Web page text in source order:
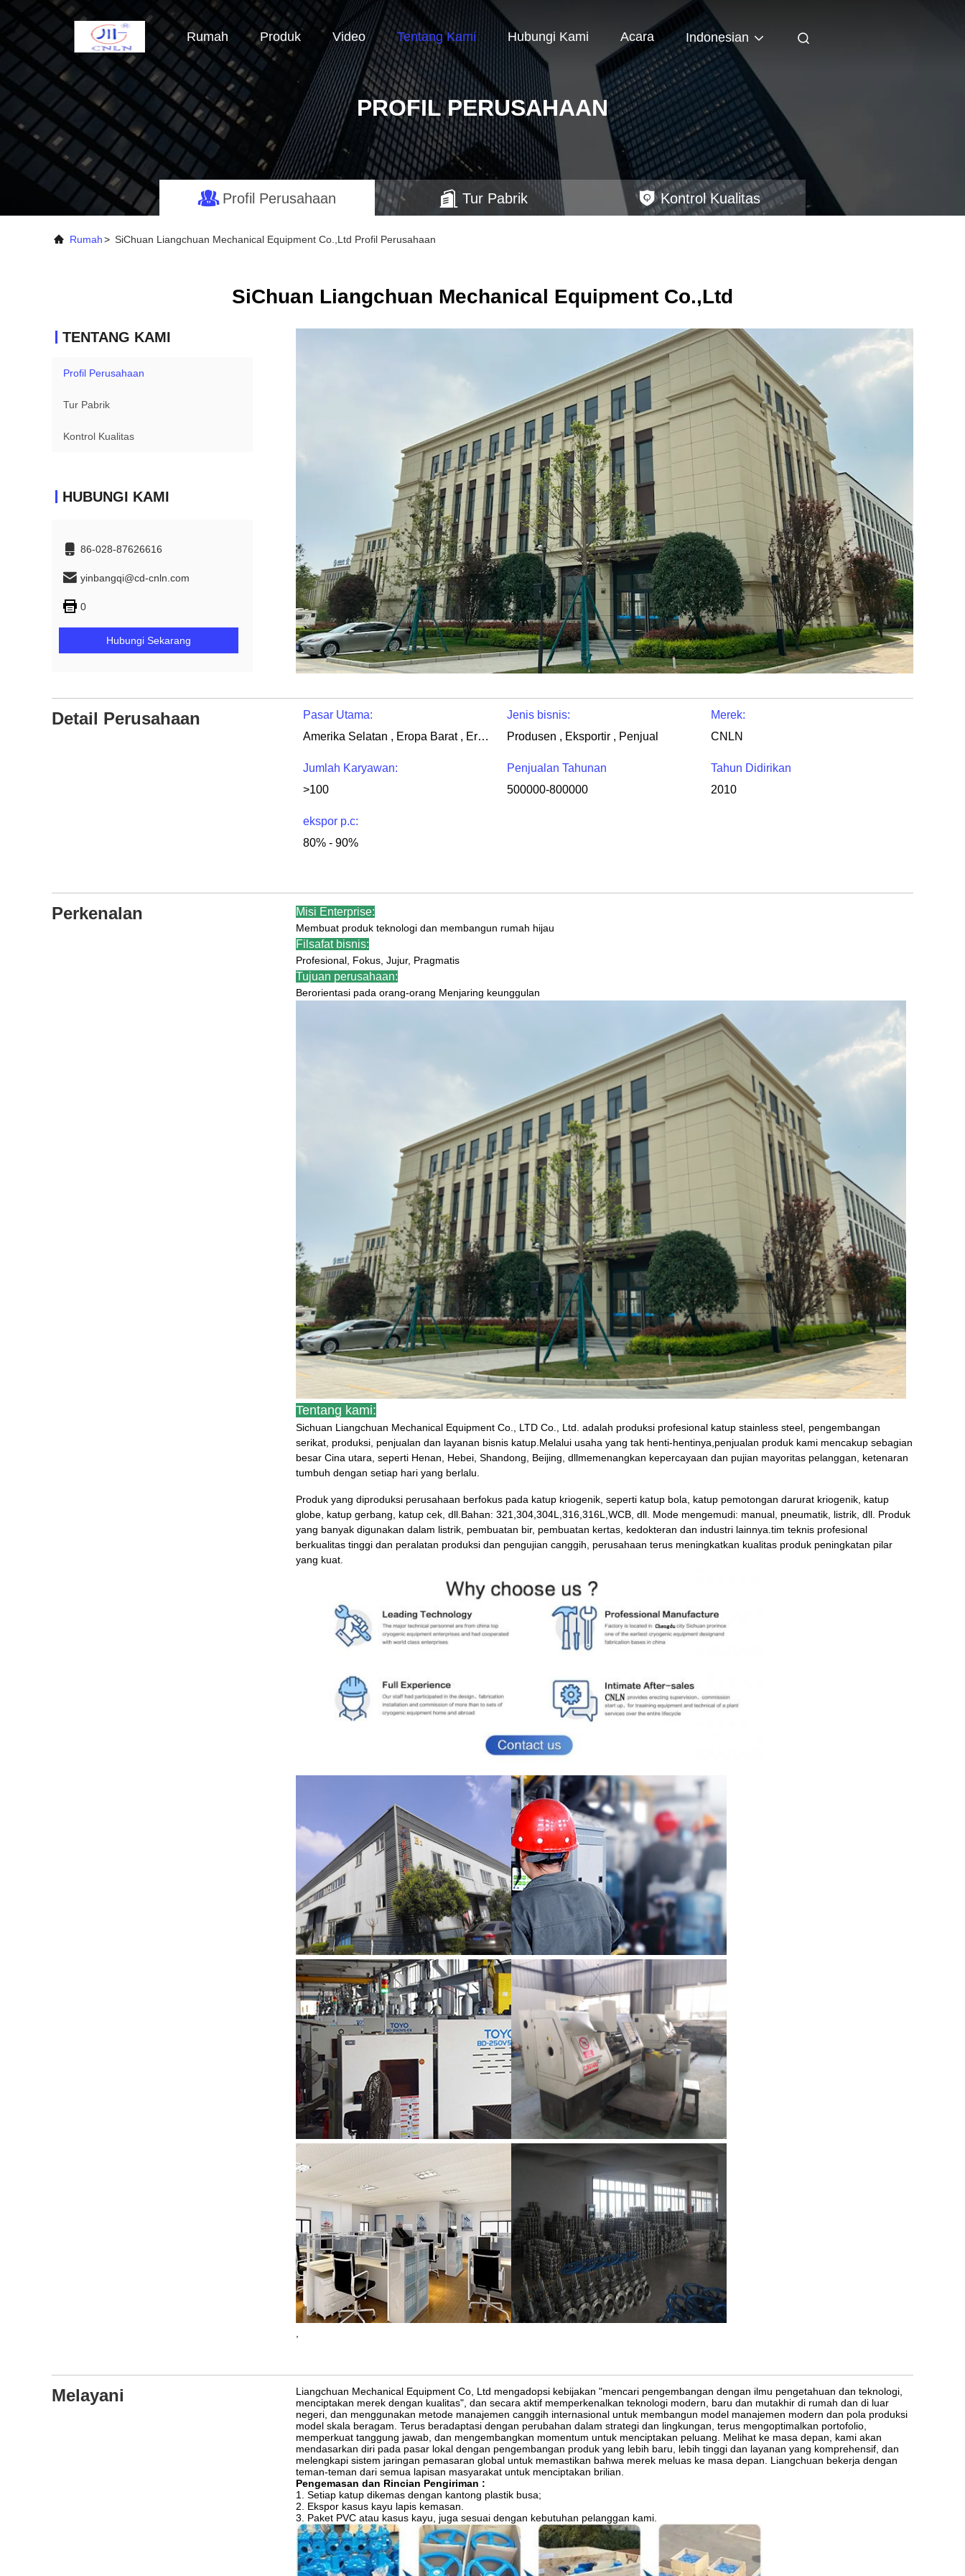
Rumah Produk Video Tentang Kami Hubungi Kami Acara Indonesian
PROFIL PERUSAHAAN
Profil Perusahaan Tur Pabrik Kontrol Kualitas
Rumah> SiChuan Liangchuan Mechanical Equipment Co.,Ltd Profil Perusahaan
SiChuan Liangchuan Mechanical Equipment Co.,Ltd
TENTANG KAMI
Profil Perusahaan
Tur Pabrik
Kontrol Kualitas
HUBUNGI KAMI
86-028-87626616
yinbangqi@cd-cnln.com
0
Hubungi Sekarang
Detail Perusahaan
Pasar Utama:
Amerika Selatan , Eropa Barat , Eropa Timur , Asia Timur , Asia Tenggara , Timur Tengah
Jenis bisnis:
Produsen , Eksportir , Penjual
Merek:
CNLN
Jumlah Karyawan:
>100
Penjualan Tahunan
500000-800000
Tahun Didirikan
2010
ekspor p.c:
80% - 90%
Perkenalan Misi Enterprise:
Membuat produk teknologi dan membangun rumah hijau
Filsafat bisnis:
Profesional, Fokus, Jujur, Pragmatis
Tujuan perusahaan:
Berorientasi pada orang-orang Menjaring keunggulan
Tentang kami:
Sichuan Liangchuan Mechanical Equipment Co., LTD Co., Ltd. adalah produksi profesional katup stainless steel, pengembangan
serikat, produksi, penjualan dan layanan bisnis katup.Melalui usaha yang tak henti-hentinya, penjualan produk kami mencakup sebagian
besar Cina utara, seperti Henan, Hebei, Shandong, Beijing, dllmemenangkan kepercayaan dan pujian mayoritas pelanggan, ketenaran
tumbuh dengan setiap hari yang berlalu.
Produk yang diproduksi perusahaan berfokus pada katup kriogenik, seperti katup bola, katup pemotongan darurat kriogenik, katup
globe, katup gerbang, katup cek, dll. Bahan: 321,304,304L,316,316L,WCB, dll. Mode mengemudi: manual, pneumatik, listrik, dll. Produk
yang banyak digunakan dalam listrik, pembuatan bir, pembuatan kertas, kedokteran dan industri lainnya.tim teknis profesional
berkualitas tinggi dan peralatan produksi dan pengujian canggih, perusahaan terus meningkatkan kualitas produk peningkatan pilar
yang kuat.
Melayani Liangchuan Mechanical Equipment Co, Ltd mengadopsi kebijakan "mencari pengembangan dengan ilmu pengetahuan dan teknologi,
menciptakan merek dengan kualitas", dan secara aktif memperkenalkan teknologi modern, baru dan mutakhir di rumah dan di luar
negeri, dan menggunakan metode manajemen canggih internasional untuk membangun model manajemen modern dan pola produksi
model skala beragam. Terus beradaptasi dengan perubahan dalam strategi dan lingkungan, terus mengoptimalkan portofolio,
memperkuat tanggung jawab, dan mengembangkan momentum untuk menciptakan peluang.
Melihat ke masa depan, kami akan
mendasarkan diri pada pasar lokal dengan pengembangan produk yang lebih baru, lebih tinggi dan layanan yang komprehensif, dan
melengkapi sistem jaringan pemasaran global untuk memastikan bahwa merek meluas ke masa depan.
Liangchuan bekerja dengan
teman-teman dari semua lapisan masyarakat untuk menciptakan brilian.
Pengemasan dan Rincian Pengiriman :
1. Setiap katup dikemas dengan kantong plastik busa;
2. Ekspor kasus kayu lapis kemasan.
3. Paket PVC atau kasus kayu, juga sesuai dengan kebutuhan pelanggan kami.